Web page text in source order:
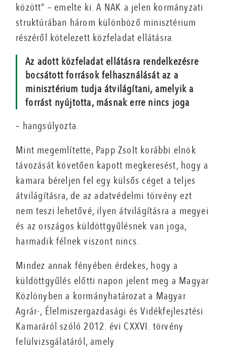
között” – emelte ki. A NAK a jelen kormányzati
struktúrában három különböző minisztérium
részéről kötelezett közfeladat ellátásra.
Az adott közfeladat ellátásra rendelkezésre
bocsátott források felhasználását az a
minisztérium tudja átvilágítani, amelyik a
forrást nyújtotta, másnak erre nincs joga
– hangsúlyozta.
Mint megemlítette, Papp Zsolt korábbi elnök
távozását követően kapott megkeresést, hogy a
kamara béreljen fel egy külsős céget a teljes
átvilágításra, de az adatvédelmi törvény ezt
nem teszi lehetővé, ilyen átvilágításra a megyei
és az országos küldöttgyűlésnek van joga,
harmadik félnek viszont nincs.
Mindez annak fényében érdekes, hogy a
küldöttgyűlés előtti napon jelent meg a Magyar
Közlönyben a kormányhatározat a Magyar
Agrár-, Élelmiszergazdasági és Vidékfejlesztési
Kamaráról szóló 2012. évi CXXVI. törvény
felülvizsgálatáról, amely